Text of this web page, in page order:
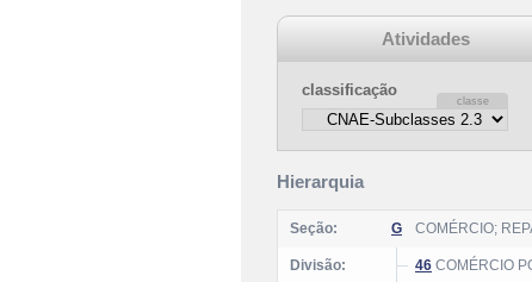
Atividades
classificação
Hierarquia
Seção: G COMÉRCIO;
Divisão: 46 COMÉRCIO